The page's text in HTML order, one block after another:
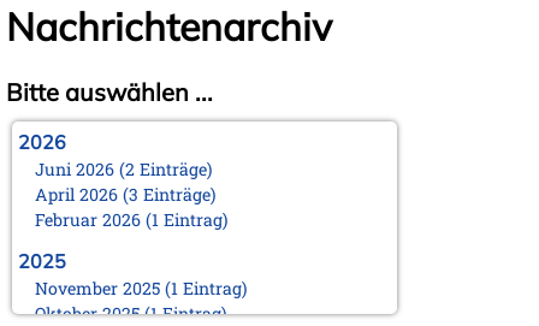
Nachrichtenarchiv
Bitte auswählen ...
2026
Juni 2026 (2 Einträge)
April 2026 (3 Einträge)
Februar 2026 (1 Eintrag)
2025
November 2025 (1 Eintrag)
Oktober 2025 (1 Eintrag)